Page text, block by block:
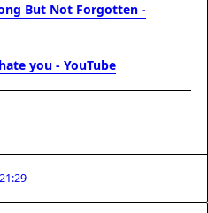
But Not Forgotten -
you - YouTube